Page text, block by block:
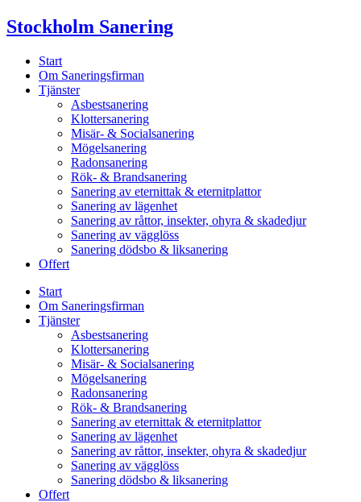
Skip
to
Stockholm Sanering
Start
Om Saneringsfirman
Tjänster
Asbestsanering
Klottersanering
Misär- & Socialsanering
Mögelsanering
Radonsanering
Rök- & Brandsanering
Sanering av eternittak & eternitplattor
Sanering av lägenhet
Sanering av råttor, insekter, ohyra & skadedjur
Sanering av vägglöss
Sanering dödsbo & liksanering
Offert
Start
Om Saneringsfirman
Tjänster
Asbestsanering
Klottersanering
Misär- & Socialsanering
Mögelsanering
Radonsanering
Rök- & Brandsanering
Sanering av eternittak & eternitplattor
Sanering av lägenhet
Sanering av råttor, insekter, ohyra & skadedjur
Sanering av vägglöss
Sanering dödsbo & liksanering
Offert